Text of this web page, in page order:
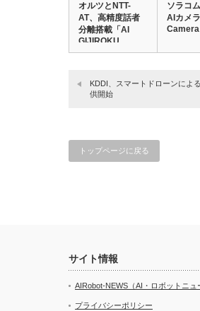
オルツとNTT-
AT、高精度話者
分離搭載「AI
GIJIROKU…
ソラコ
AIカメ
KDDI、スマートドローンによ
供開始
トップページに戻る
サイト情報
AIRobot-NEWS（AI・ロボットニュ
プライバシーポリシー